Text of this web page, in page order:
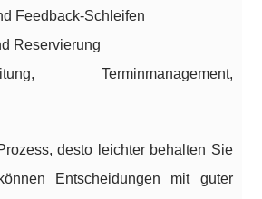
Feedback-Schleifen
Reservierung
Terminmanagement,
desto leichter behalten Sie
Entscheidungen mit guter